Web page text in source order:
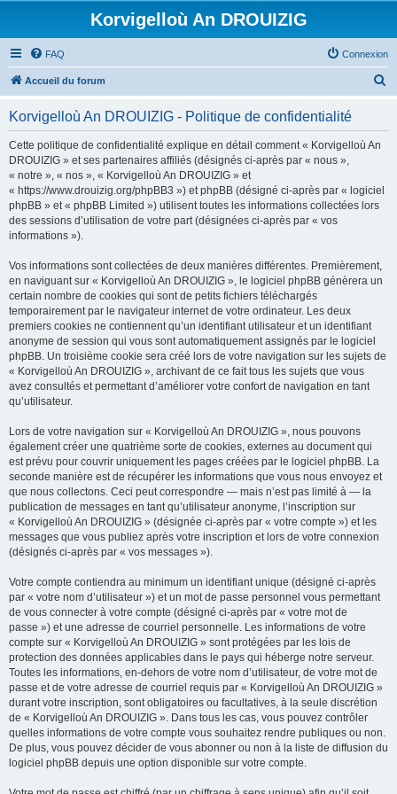
Korvigelloù An DROUIZIG
FAQ Connexion
Accueil du forum
Korvigelloù An DROUIZIG - Politique de confidentialité
Cette politique de confidentialité explique en détail comment « Korvigelloù An
DROUIZIG » et ses partenaires affiliés (désignés ci-après par « nous »,
« notre », « nos », « Korvigelloù An DROUIZIG » et
« https://www.drouizig.org/phpBB3 ») et phpBB (désigné ci-après par « logiciel
phpBB » et « phpBB Limited ») utilisent toutes les informations collectées lors
des sessions d’utilisation de votre part (désignées ci-après par « vos
informations »).
Vos informations sont collectées de deux manières différentes. Premièrement,
en naviguant sur « Korvigelloù An DROUIZIG », le logiciel phpBB génèrera un
certain nombre de cookies qui sont de petits fichiers téléchargés
temporairement par le navigateur internet de votre ordinateur. Les deux
premiers cookies ne contiennent qu’un identifiant utilisateur et un identifiant
anonyme de session qui vous sont automatiquement assignés par le logiciel
phpBB. Un troisième cookie sera créé lors de votre navigation sur les sujets de
« Korvigelloù An DROUIZIG », archivant de ce fait tous les sujets que vous
avez consultés et permettant d’améliorer votre confort de navigation en tant
qu’utilisateur.
Lors de votre navigation sur « Korvigelloù An DROUIZIG », nous pouvons
également créer une quatrième sorte de cookies, externes au document qui
est prévu pour couvrir uniquement les pages créées par le logiciel phpBB. La
seconde manière est de récupérer les informations que vous nous envoyez et
que nous collectons. Ceci peut correspondre — mais n’est pas limité à — la
publication de messages en tant qu’utilisateur anonyme, l’inscription sur
« Korvigelloù An DROUIZIG » (désignée ci-après par « votre compte ») et les
messages que vous publiez après votre inscription et lors de votre connexion
(désignés ci-après par « vos messages »).
Votre compte contiendra au minimum un identifiant unique (désigné ci-après
par « votre nom d’utilisateur ») et un mot de passe personnel vous permettant
de vous connecter à votre compte (désigné ci-après par « votre mot de
passe ») et une adresse de courriel personnelle. Les informations de votre
compte sur « Korvigelloù An DROUIZIG » sont protégées par les lois de
protection des données applicables dans le pays qui héberge notre serveur.
Toutes les informations, en-dehors de votre nom d’utilisateur, de votre mot de
passe et de votre adresse de courriel requis par « Korvigelloù An DROUIZIG »
durant votre inscription, sont obligatoires ou facultatives, à la seule discrétion
de « Korvigelloù An DROUIZIG ». Dans tous les cas, vous pouvez contrôler
quelles informations de votre compte vous souhaitez rendre publiques ou non.
De plus, vous pouvez décider de vous abonner ou non à la liste de diffusion du
logiciel phpBB depuis une option disponible sur votre compte.